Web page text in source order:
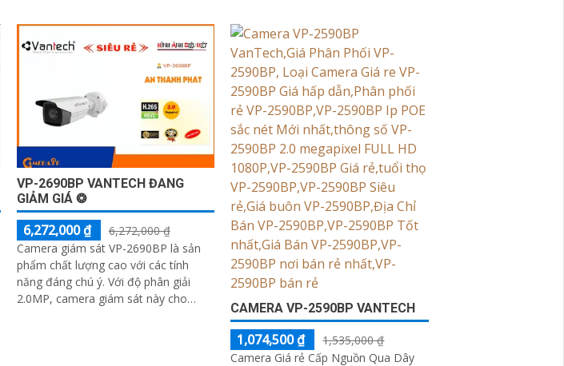
qua mạng LAN hoặc Internet
VP-2690BP VANTECH ĐANG
GIẢM GIÁ ❂
6,272,000 ₫
6,272,000 ₫
Camera giám sát VP-2690BP là sản
phẩm chất lượng cao với các tính
năng đáng chú ý. Với độ phân giải
2.0MP, camera giám sát này cho
CAMERA VP-2590BP VANTECH
1,074,500 ₫
1,535,000 ₫
Camera Giá rẻ Cấp Nguồn Qua Dây